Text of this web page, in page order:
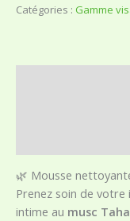
Catégories : Gamme
🌿 Mousse
Prenez soin de
intime au musc